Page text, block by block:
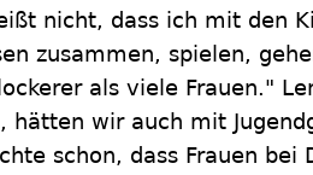
nicht, dass ich mit den
zusammen, spielen,
als viele Frauen."
hätten wir auch mit
schon, dass Frauen bei